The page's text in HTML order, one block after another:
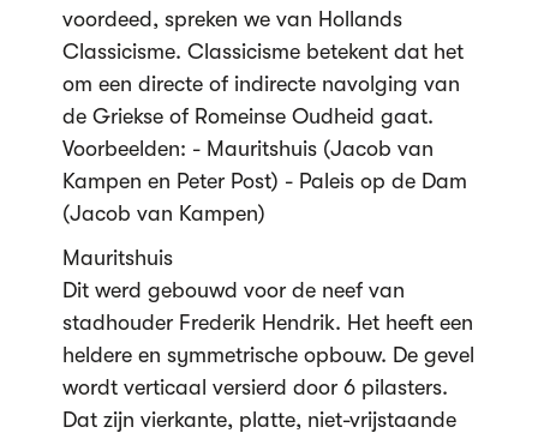
voordeed, spreken we van Hollands
Classicisme. Classicisme betekent dat het
om een directe of indirecte navolging van
de Griekse of Romeinse Oudheid gaat.
Voorbeelden: - Mauritshuis (Jacob van
Kampen en Peter Post) - Paleis op de Dam
(Jacob van Kampen)
Mauritshuis
Dit werd gebouwd voor de neef van
stadhouder Frederik Hendrik. Het heeft een
heldere en symmetrische opbouw. De gevel
wordt verticaal versierd door 6 pilasters.
Dat zijn vierkante, platte, niet-vrijstaande